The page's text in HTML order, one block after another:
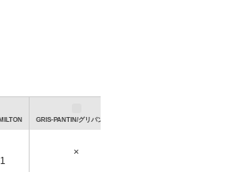
は全て自社内の
簡易包装に何
GRIS-PANTIN/グリパンタン
×